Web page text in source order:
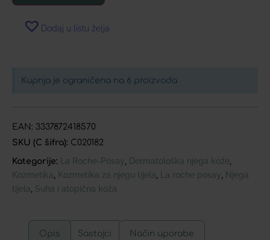
Dodaj u listu želja
Kupnja je ograničena na 6 proizvoda
EAN: 3337872418570
SKU (C šifra): C020182
Kategorije: La Roche-Posay, Dermatološka njega kože,
Kozmetika, Kozmetika za njegu tijela, La roche posay, Njega
tijela, Suha i atopična koža
Opis Sastojci Način uporabe